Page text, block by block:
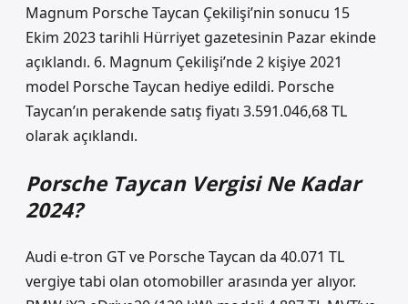
Magnum Porsche Taycan Çekilişi’nin sonucu 15
Ekim 2023 tarihli Hürriyet gazetesinin Pazar ekinde
açıklandı. 6. Magnum Çekilişi’nde 2 kişiye 2021
model Porsche Taycan hediye edildi. Porsche
Taycan’ın perakende satış fiyatı 3.591.046,68 TL
olarak açıklandı.
Porsche Taycan Vergisi Ne Kadar
2024?
Audi e-tron GT ve Porsche Taycan da 40.071 TL
vergiye tabi olan otomobiller arasında yer alıyor.